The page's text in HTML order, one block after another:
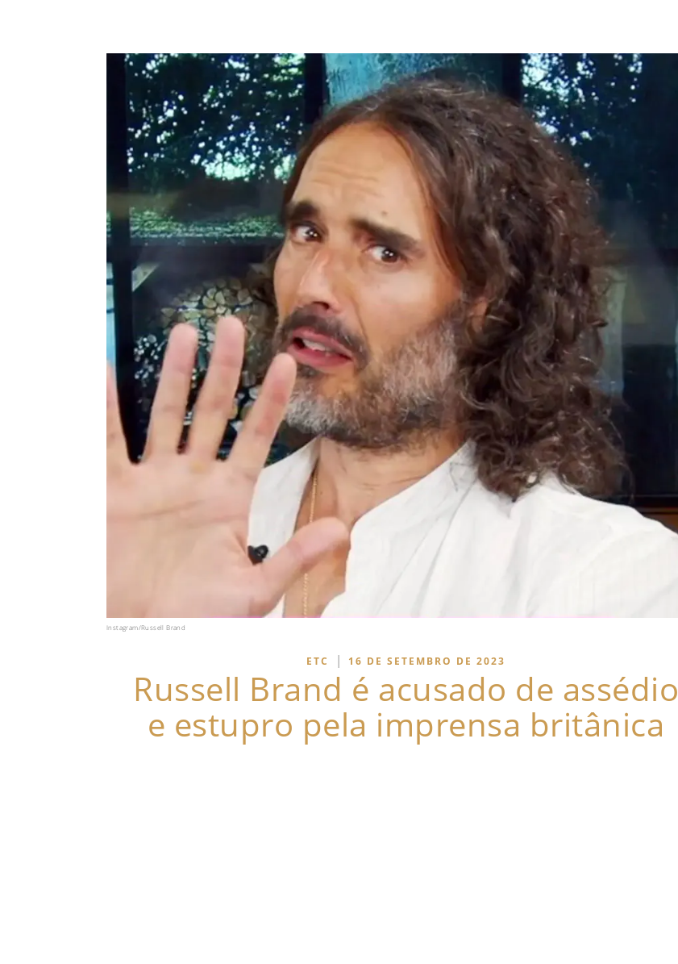
Instagram/Russell Brand
ETC | 16 DE SETEMBRO DE 2023
Russell Brand é acusado de assédio
e estupro pela imprensa britânica